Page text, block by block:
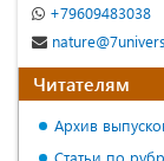
+79609483038
Читателям
Архив
Статьи по